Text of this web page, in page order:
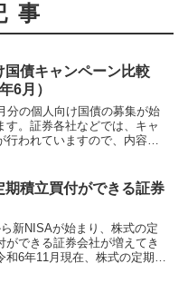
事
国債キャンペーン比較
6月）
分の個人向け国債の募集が始
す。証券各社などでは、キャ
行われていますので、内容を
（財務省サイト）は、令和6年
）〜...
期積立買付ができる証券
新NISAが始まり、株式の定
ができる証券会社が増えてき
和6年11月現在、株式の定期積